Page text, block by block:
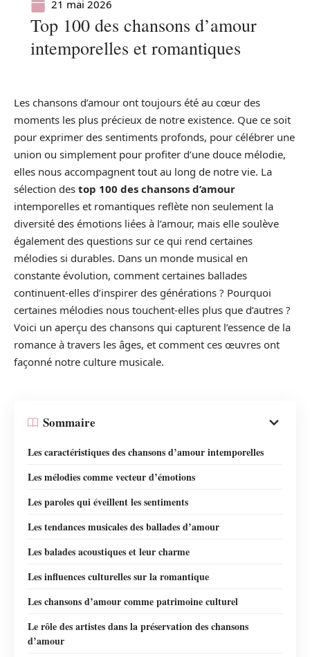
21 mai 2026
Top 100 des chansons d’amour
intemporelles et romantiques
Les chansons d’amour ont toujours été au cœur des
moments les plus précieux de notre existence. Que ce soit
pour exprimer des sentiments profonds, pour célébrer une
union ou simplement pour profiter d’une douce mélodie,
elles nous accompagnent tout au long de notre vie. La
sélection des top 100 des chansons d’amour
intemporelles et romantiques reflète non seulement la
diversité des émotions liées à l’amour, mais elle soulève
également des questions sur ce qui rend certaines
mélodies si durables. Dans un monde musical en
constante évolution, comment certaines ballades
continuent-elles d’inspirer des générations ? Pourquoi
certaines mélodies nous touchent-elles plus que d’autres ?
Voici un aperçu des chansons qui capturent l’essence de la
romance à travers les âges, et comment ces œuvres ont
façonné notre culture musicale.
Sommaire
Les caractéristiques des chansons d’amour intemporelles
Les mélodies comme vecteur d’émotions
Les paroles qui éveillent les sentiments
Les tendances musicales des ballades d’amour
Les balades acoustiques et leur charme
Les influences culturelles sur la romantique
Les chansons d’amour comme patrimoine culturel
Le rôle des artistes dans la préservation des chansons
d’amour